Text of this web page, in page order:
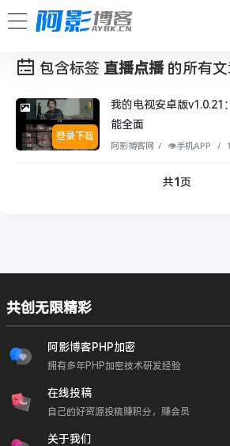
包含标签 直播点播的所有文
登录下载
我的电视安卓版v1.0.21
能全面
阿影博客网 / 👁︎手机APP /
共1 页
共创无限精彩
阿影博客PHP加密
拥有多年PHP加密技术研发经验
在线投稿
自己的好资源投稿赚积分，赚会员
关于我们